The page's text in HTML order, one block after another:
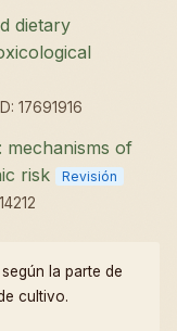
dietary
17691916
mechanisms of
risk
Revisión
la parte de
cultivo.